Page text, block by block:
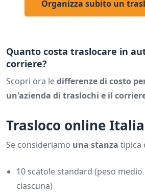
Organizza subito un
Quanto costa traslocare in
corriere?
Scopri ora ledifferenze di costo
un'azienda di traslochi e il
Trasloco online
Se consideriamo una stanza tipica
10 scatole standard (peso medio
ciascuna)